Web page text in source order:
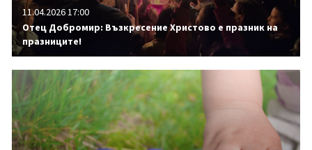
11.04.2026 17:00
Отец Добромир: Възкресение Христово е празник на
празниците!